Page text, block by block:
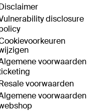
disclosure
voorwaarden
voorwaarden
voorwaarden